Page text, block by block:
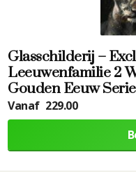
Glasschilderij –
Leeuwenfamilie 2
Gouden Eeuw Serie
Vanaf 229.00